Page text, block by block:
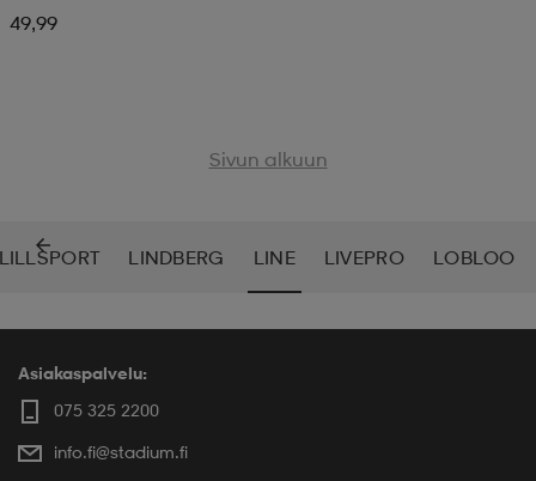
49,99
Sivun alkuun
LINDBERG LINE LIVEPRO LOBLOO
Asiakaspalvelu:
075 325 2200
info.fi@stadium.fi